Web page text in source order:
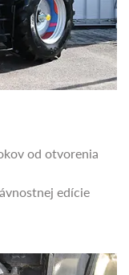
od otvorenia
edície